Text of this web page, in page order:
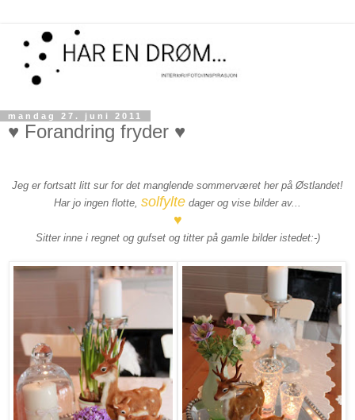
mandag 27. juni 2011
♥ Forandring fryder ♥
Jeg er fortsatt litt sur for det manglende sommerværet her på Østlandet!
Har jo ingen flotte, solfylte dager og vise bilder av...
♥
Sitter inne i regnet og gufset og titter på gamle bilder istedet:-)